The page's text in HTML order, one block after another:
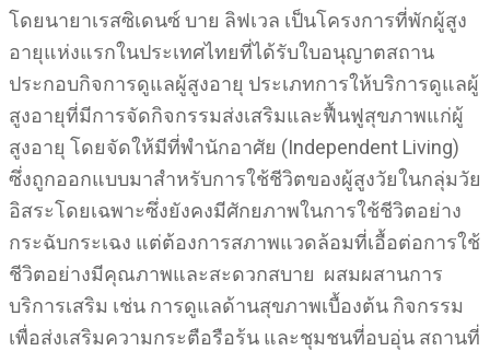
โดยนายาเรสซิเดนซ์ บาย ลิฟเวล เป็นโครงการที่พักผู้สูง
อายุแห่งแรกในประเทศไทยที่ได้รับใบอนุญาตสถาน
ประกอบกิจการดูแลผู้สูงอายุ ประเภทการให้บริการดูแลผู้
สูงอายุที่มีการจัดกิจกรรมส่งเสริมและฟื้นฟูสุขภาพแก่ผู้
สูงอายุ โดยจัดให้มีที่พำนักอาศัย (Independent Living)
ซึ่งถูกออกแบบมาสำหรับการใช้ชีวิตของผู้สูงวัยในกลุ่มวัย
อิสระโดยเฉพาะซึ่งยังคงมีศักยภาพในการใช้ชีวิตอย่าง
กระฉับกระเฉง แต่ต้องการสภาพแวดล้อมที่เอื้อต่อการใช้
ชีวิตอย่างมีคุณภาพและสะดวกสบาย ผสมผสานการ
บริการเสริม เช่น การดูแลด้านสุขภาพเบื้องต้น กิจกรรม
เพื่อส่งเสริมความกระตือรือร้น และชุมชนที่อบอุ่น สถานที่